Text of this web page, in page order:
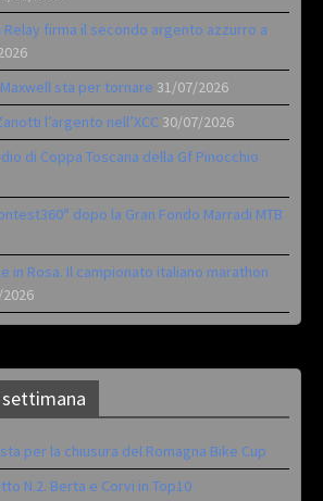
Relay firma il secondo argento azzurro a
sta per tornare 31/07/2026
l’argento nell’XCC 30/07/2026
di Coppa Toscana della Gf Pinocchio
dopo la Gran Fondo Marradi MTB
in Rosa. Il campionato italiano marathon
per la chiusura del Romagna Bike Cup
N.2. Berta e Corvi in Top10